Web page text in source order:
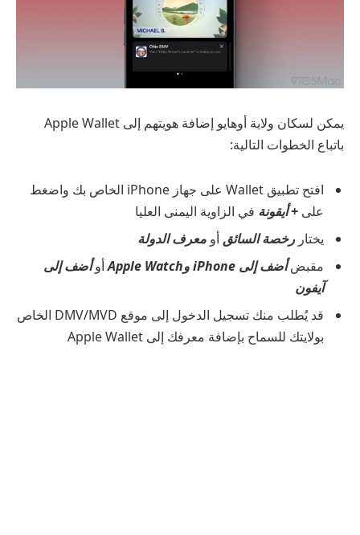
يمكن لسكان ولاية أوهايو إضافة هويتهم إلى Apple Wallet
باتباع الخطوات التالية:
افتح تطبيق Wallet على جهاز iPhone الخاص بك واضغط
على + أيقونة في الزاوية اليمنى العليا
يختار رخصة السائق أو معرف الدولة
مقبضأضف إلى iPhone وApple Watch أوأضف إلى
آيفون
قد يُطلب منك تسجيل الدخول إلى موقع DMV/MVD الخاص
بولايتك للسماح بإضافة معرفك إلى Apple Wallet